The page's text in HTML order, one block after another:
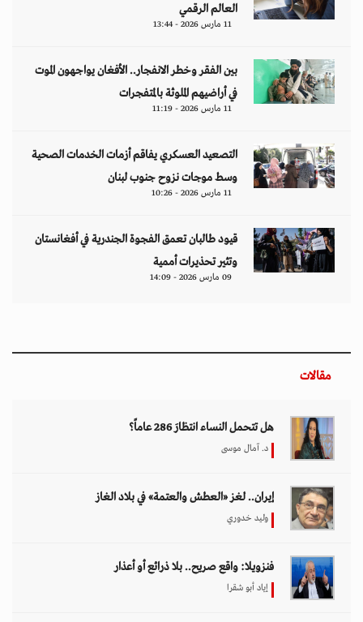
العالم الرقمي
11 مارس 2026 - 13:44
بين الفقر وخطر الانفجار.. الأفغان يواجهون الموت
في أراضيهم الملوثة بالمتفجرات
11 مارس 2026 - 11:19
التصعيد العسكري يفاقم أزمات الخدمات الصحية
وسط موجات نزوح جنوب لبنان
11 مارس 2026 - 10:26
قيود طالبان تعمق الفجوة الجندرية في أفغانستان
وتثير تحذيرات أممية
09 مارس 2026 - 14:09
مقالات
هل تتحمل النساء انتظارَ 286 عاماً؟
د. آمال موسى
إيران.. لغز «العطش والعتمة» في بلاد الغاز
وليد خدوري
فنزويلا: واقع صريح.. بلا ذرائع أو أعذار
إياد أبو شقرا